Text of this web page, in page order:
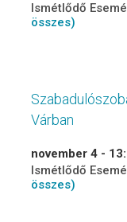
Ismétlődő
összes)
Várban
november 4 -
Ismétlődő
összes)